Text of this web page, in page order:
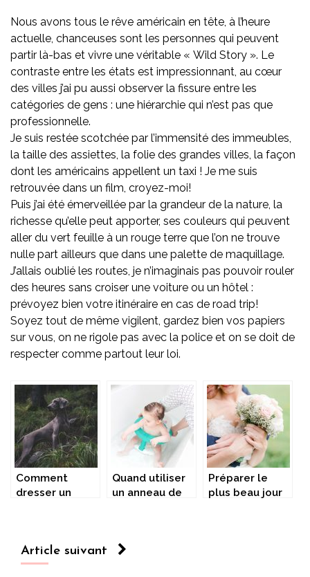
Nous avons tous le rêve américain en tête, à l’heure
actuelle, chanceuses sont les personnes qui peuvent
partir là-bas et vivre une véritable « Wild Story ». Le
contraste entre les états est impressionnant, au cœur
des villes j’ai pu aussi observer la fissure entre les
catégories de gens : une hiérarchie qui n’est pas que
professionnelle.
Je suis restée scotchée par l’immensité des immeubles,
la taille des assiettes, la folie des grandes villes, la façon
dont les américains appellent un taxi ! Je me suis
retrouvée dans un film, croyez-moi!
Puis j’ai été émerveillée par la grandeur de la nature, la
richesse qu’elle peut apporter, ses couleurs qui peuvent
aller du vert feuille à un rouge terre que l’on ne trouve
nulle part ailleurs que dans une palette de maquillage.
J’allais oublié les routes, je n’imaginais pas pouvoir rouler
des heures sans croiser une voiture ou un hôtel :
prévoyez bien votre itinéraire en cas de road trip!
Soyez tout de même vigilent, gardez bien vos papiers
sur vous, on ne rigole pas avec la police et on se doit de
respecter comme partout leur loi.
Comment
dresser un
Quand utiliser
un anneau de
Préparer le
plus beau jour
Article suivant